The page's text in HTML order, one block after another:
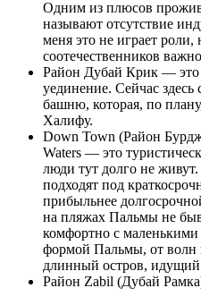
Одним из плюсов
называют отсутствие
меня это не играет
соотечественников
Район Дубай Крик —
уединение. Сейчас
башню, которая, по
Халифу.
Down Town (Район
Waters — это
люди тут долго не
подходят под
прибыльнее
на пляжах Пальмы не
комфортно с маленькими
формой Пальмы, от волн
длинный остров, идущий
Район Zabil (Дубай